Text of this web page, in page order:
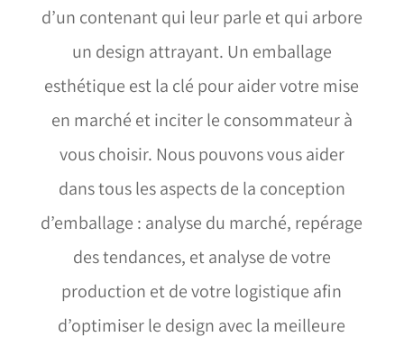
d’un contenant qui leur parle et qui arbore
un design attrayant. Un emballage
esthétique est la clé pour aider votre mise
en marché et inciter le consommateur à
vous choisir. Nous pouvons vous aider
dans tous les aspects de la conception
d’emballage : analyse du marché, repérage
des tendances, et analyse de votre
production et de votre logistique afin
d’optimiser le design avec la meilleure